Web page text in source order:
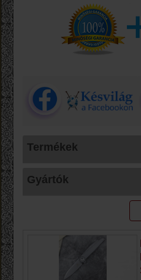
Termékek
Gyártók